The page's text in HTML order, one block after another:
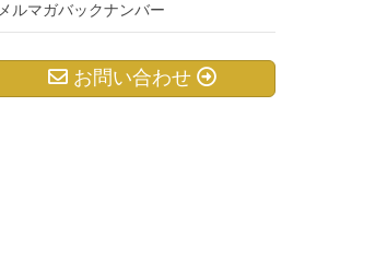
メルマガバックナンバー
お問い合わせ